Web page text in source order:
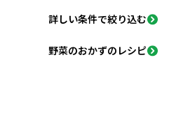
詳しい条件で絞り込む
野菜のおかずのレシピ